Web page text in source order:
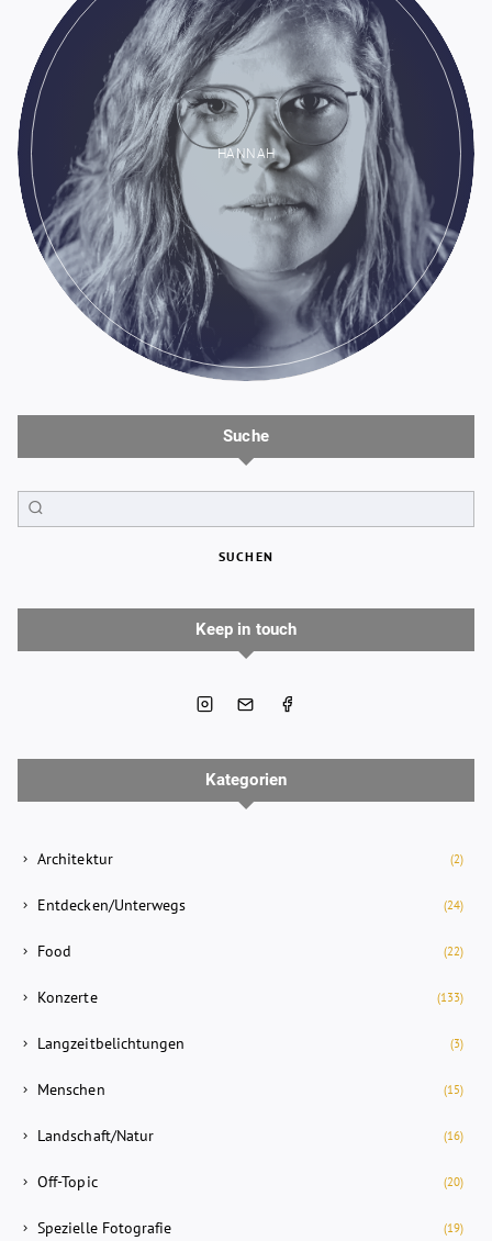
HANNAH
Suche
SUCHEN
Keep in touch
Kategorien
Architektur (2)
Entdecken/Unterwegs (24)
Food (22)
Konzerte (133)
Langzeitbelichtungen (3)
Menschen (15)
Landschaft/Natur (16)
Off-Topic (20)
Spezielle Fotografie (19)